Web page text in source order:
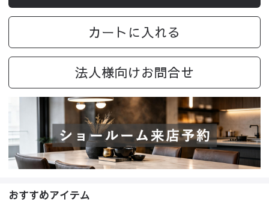
カートに入れる
法人様向けお問合せ
おすすめアイテム